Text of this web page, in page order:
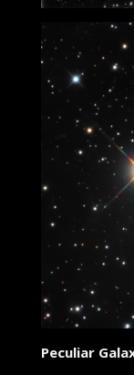
Peculiar